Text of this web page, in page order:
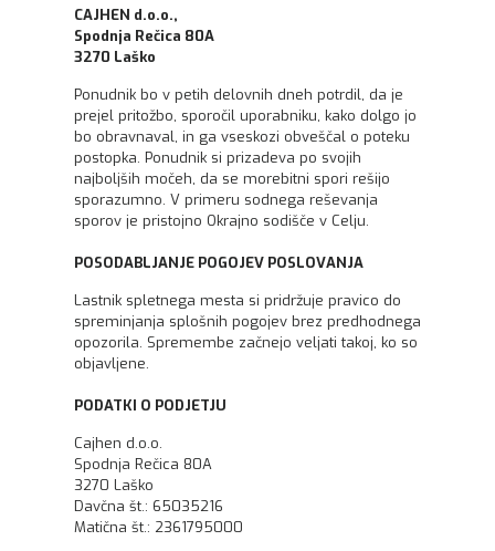
CAJHEN d.o.o.,
Spodnja Rečica 80A
3270 Laško
Ponudnik bo v petih delovnih dneh potrdil, da je
prejel pritožbo, sporočil uporabniku, kako dolgo jo
bo obravnaval, in ga vseskozi obveščal o poteku
postopka. Ponudnik si prizadeva po svojih
najboljših močeh, da se morebitni spori rešijo
sporazumno. V primeru sodnega reševanja
sporov je pristojno Okrajno sodišče v Celju.
POSODABLJANJE POGOJEV POSLOVANJA
Lastnik spletnega mesta si pridržuje pravico do
spreminjanja splošnih pogojev brez predhodnega
opozorila. Spremembe začnejo veljati takoj, ko so
objavljene.
PODATKI O PODJETJU
Cajhen d.o.o.
Spodnja Rečica 80A
3270 Laško
Davčna št.: 65035216
Matična št.: 2361795000